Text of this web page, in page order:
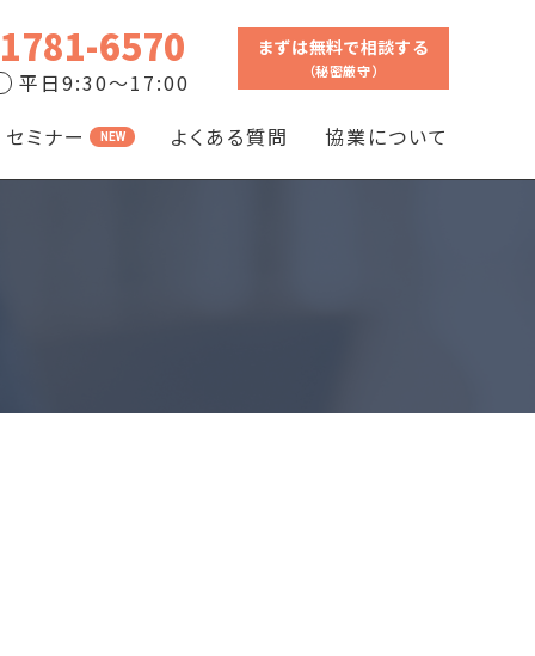
6570
平日9:30～17:00
まずは無料で相談する
（秘密厳守）
セミナー NEW よくある質問 協業について